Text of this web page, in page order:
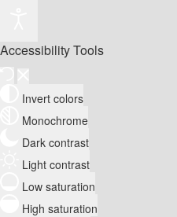
Accessibility Tools
Invert colors
Monochrome
Dark contrast
Light contrast
Low saturation
High saturation